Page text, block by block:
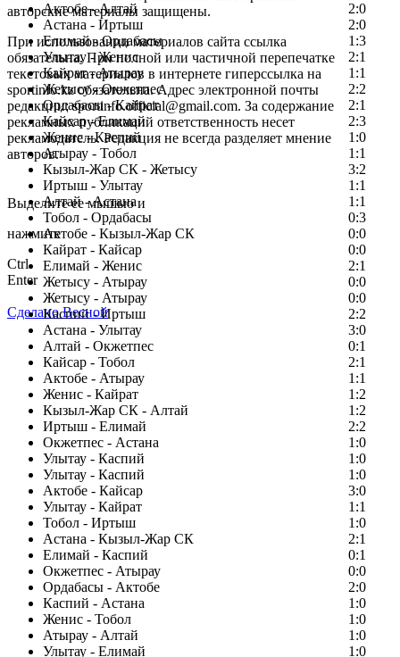
Актобе - Алтай
2:0
Астана - Иртыш
2:0
Елимай - Ордабасы
1:3
Улытау - Женис
2:1
Кайрат - Атырау
1:1
Жетысу - Окжетпес
2:2
Ордабасы - Кайрат
2:1
Кайсар - Елимай
2:3
Женис - Каспий
1:0
Атырау - Тобол
1:1
Кызыл-Жар СК - Жетысу
3:2
Иртыш - Улытау
1:1
Алтай - Астана
1:1
Тобол - Ордабасы
0:3
Актобе - Кызыл-Жар СК
0:0
Кайрат - Кайсар
0:0
Елимай - Женис
2:1
Жетысу - Атырау
0:0
Жетысу - Атырау
0:0
Каспий - Иртыш
2:2
Астана - Улытау
3:0
Алтай - Окжетпес
0:1
Кайсар - Тобол
2:1
Актобе - Атырау
1:1
Женис - Кайрат
1:2
Кызыл-Жар СК - Алтай
1:2
Иртыш - Елимай
2:2
Окжетпес - Астана
1:0
Улытау - Каспий
1:0
Улытау - Каспий
1:0
Актобе - Кайсар
3:0
Улытау - Кайрат
1:1
Тобол - Иртыш
1:0
Астана - Кызыл-Жар СК
2:1
Елимай - Каспий
0:1
Окжетпес - Атырау
0:0
Ордабасы - Актобе
2:0
Каспий - Астана
1:0
Женис - Тобол
1:0
Атырау - Алтай
1:0
Улытау - Елимай
1:0
авторские материалы защищены.
При использовании материалов сайта ссылка
обязательна. При полной или частичной перепечатке
текстовых материалов в интернете гиперссылка на
sportinfo.kz обязательна. Адрес электронной почты
редакции: sportinfo.official@gmail.com. За содержание
рекламных публикаций ответственность несет
рекламодатель. Редакция не всегда разделяет мнение
авторов.
Заметили ошибку в тексте?
Выделите ее мышью и
нажмите
Ctrl
Enter
Сделано Весной